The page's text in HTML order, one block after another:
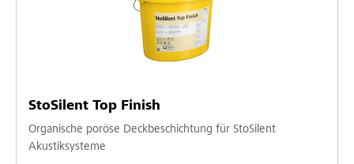
StoSilent Top Finish
Organische poröse Deckbeschichtung für StoSilent
Akustiksysteme